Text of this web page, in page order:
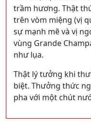
trầm hương. Thật
trên vòm miệng (vị
sự mạnh mẽ và vị
vùng Grande
như lụa.
Thật lý tưởng khi
biệt. Thưởng thức
pha với một chút